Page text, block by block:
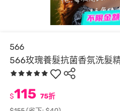
566
566玫瑰養髮抗菌香氛洗髮
$115 75折